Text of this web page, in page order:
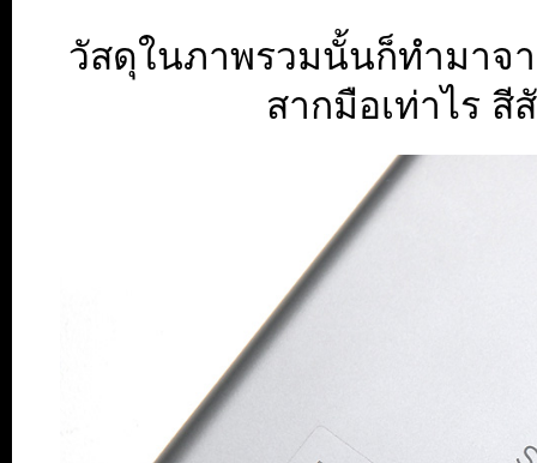
วัสดุในภาพรวมนั้นก็ทำมาจ
สากมือเท่าไร สี